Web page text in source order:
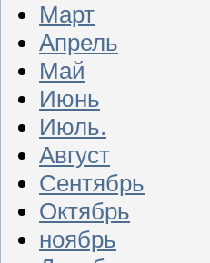
Март
Апрель
Май
Июнь
Июль.
Август
Сентябрь
Октябрь
ноябрь